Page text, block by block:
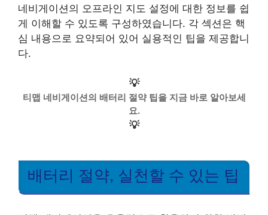
네비게이션의 오프라인 지도 설정에 대한 정보를 쉽
게 이해할 수 있도록 구성하였습니다. 각 섹션은 핵
심 내용으로 요약되어 있어 실용적인 팁을 제공합니
다.
💡
티맵 네비게이션의 배터리 절약 팁을 지금 바로 알아보세
요.
💡
배터리 절약, 실천할 수 있는 팁